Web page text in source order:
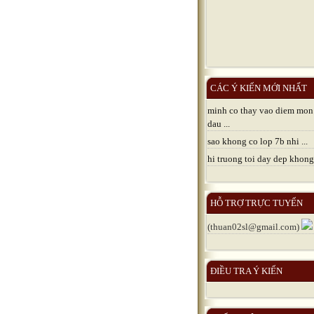
CÁC Ý KIẾN MỚI NHẤT
minh co thay vao diem mon
dau ...
sao khong co lop 7b nhi ...
hi truong toi day dep
HỖ TRỢ TRỰC TUYẾN
(thuan02sl@gmail.com)
ĐIỀU TRA Ý KIẾN